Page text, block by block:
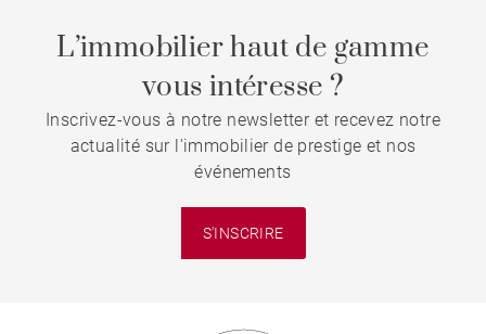
L’immobilier haut de gamme
vous intéresse ?
Inscrivez-vous à notre newsletter et recevez notre
actualité sur l'immobilier de prestige et nos
événements
S'INSCRIRE